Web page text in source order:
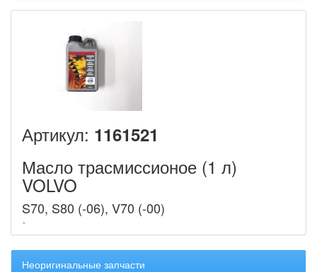
Артикул: 1161521
Масло трасмиссионое (1 л)
VOLVO
S70, S80 (-06), V70 (-00)
Неоригинальные запчасти